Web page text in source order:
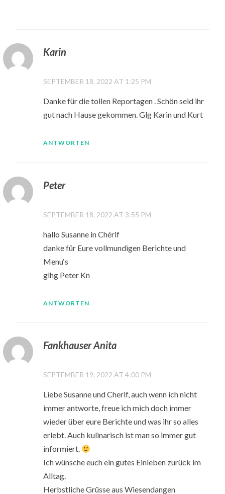
Karin
SEPTEMBER 18, 2022 AT 1:25 PM
Danke für die tollen Reportagen . Schön seid ihr
gut nach Hause gekommen. Glg Karin und Kurt
ANTWORTEN
Peter
SEPTEMBER 18, 2022 AT 3:55 PM
hallo Susanne in Chérif
danke für Eure vollmundigen Berichte und
Menu‘s
glhg Peter Kn
ANTWORTEN
Fankhauser Anita
SEPTEMBER 19, 2022 AT 4:00 PM
Liebe Susanne und Cherif, auch wenn ich nicht
immer antworte, freue ich mich doch immer
wieder über eure Berichte und was ihr so alles
erlebt. Auch kulinarisch ist man so immer gut
informiert.
Ich wünsche euch ein gutes Einleben zurück im
Alltag.
Herbstliche Grüsse aus Wiesendangen